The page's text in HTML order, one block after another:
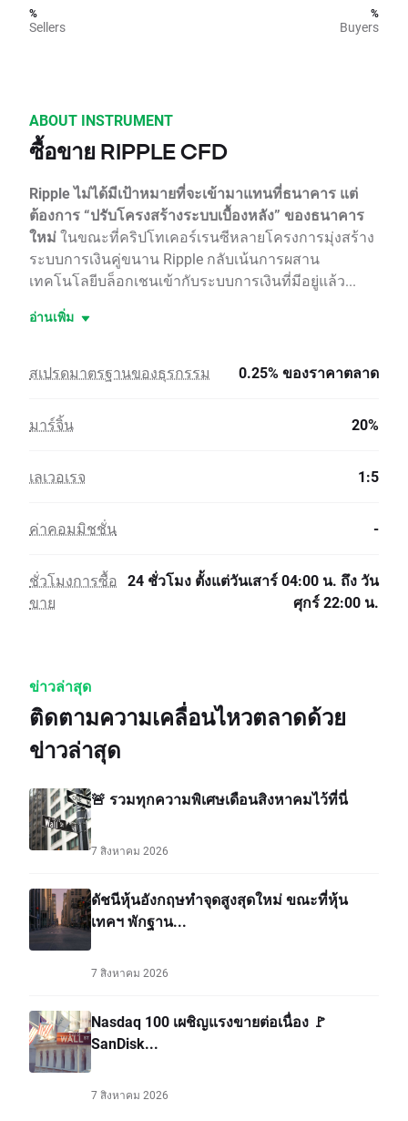
%
Sellers
%
Buyers
ABOUT INSTRUMENT
ซื้อขาย RIPPLE CFD
Ripple ไม่ได้มีเป้าหมายที่จะเข้ามาแทนที่ธนาคาร แต่
ต้องการ “ปรับโครงสร้างระบบเบื้องหลัง” ของธนาคาร
ใหม่ในขณะที่คริปโทเคอร์เรนซีหลายโครงการมุ่งสร้าง
ระบบการเงินคู่ขนาน Ripple กลับเน้นการผสาน
เทคโนโลยีบล็อกเชนเข้ากับระบบการเงินที่มีอยู่แล้ว...
อ่านเพิ่ม
สเปรดมาตรฐานของธุรกรรม 0.25% ของราคาตลาด
มาร์จิ้น 20%
เลเวอเรจ 1:5
ค่าคอมมิชชั่น -
ชั่วโมงการซื้อ
ขาย
24 ชั่วโมง ตั้งแต่วันเสาร์ 04:00 น. ถึง วัน
ศุกร์ 22:00 น.
ข่าวล่าสุด
ติดตามความเคลื่อนไหวตลาดด้วย
ข่าวล่าสุด
🚨 รวมทุกความพิเศษเดือนสิงหาคมไว้ที่นี่
7 สิงหาคม 2026
ดัชนีหุ้นอังกฤษทำจุดสูงสุดใหม่ ขณะที่หุ้น
เทคฯ พักฐาน...
7 สิงหาคม 2026
Nasdaq 100 เผชิญแรงขายต่อเนื่อง 🚩
SanDisk...
7 สิงหาคม 2026